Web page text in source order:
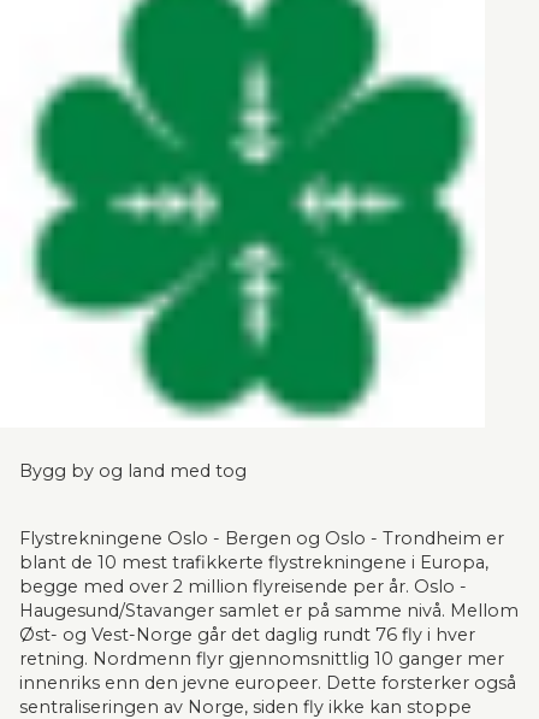
Bygg by og land med tog
Flystrekningene Oslo - Bergen og Oslo - Trondheim er
blant de 10 mest trafikkerte flystrekningene i Europa,
begge med over 2 million flyreisende per år. Oslo -
Haugesund/Stavanger samlet er på samme nivå. Mellom
Øst- og Vest-Norge går det daglig rundt 76 fly i hver
retning. Nordmenn flyr gjennomsnittlig 10 ganger mer
innenriks enn den jevne europeer. Dette forsterker også
sentraliseringen av Norge, siden fly ikke kan stoppe